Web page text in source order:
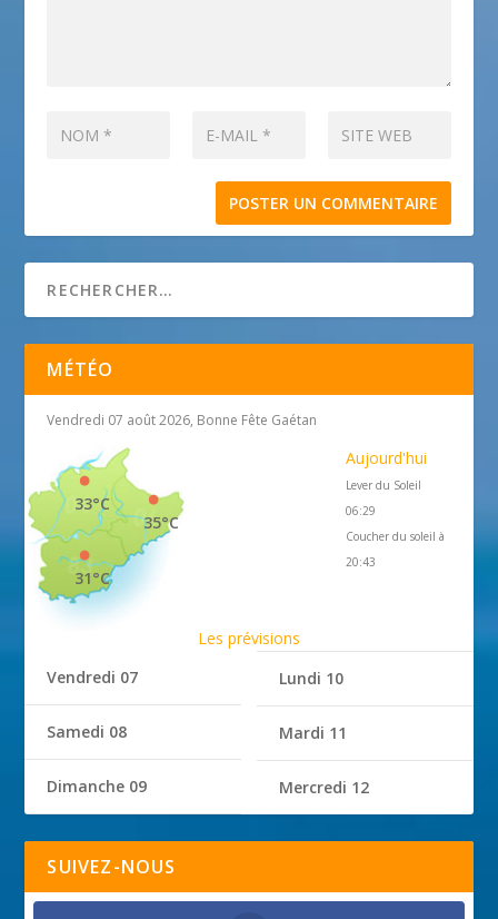
MÉTÉO
Vendredi 07 août 2026, Bonne Fête Gaétan
35°C
33°C
31°C
Aujourd'hui
Lever du Soleil
06:29
Coucher du soleil à
20:43
Les prévisions
Vendredi 07
Samedi 08
Dimanche 09
Lundi 10
Mardi 11
Mercredi 12
SUIVEZ-NOUS